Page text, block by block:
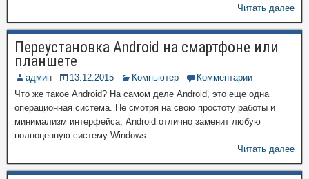
Читать далее
Переустановка Android на смартфоне или
планшете
админ 13.12.2015 Компьютер
Комментарии
Что же такое Android? На самом деле Android, это еще одна
операционная система. Не смотря на свою простоту работы и
минимализм интерфейса, Android отлично заменит любую
полноценную систему Windows.
Читать далее